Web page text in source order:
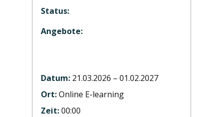
21.03.2026 – 01.02.2027
Online E-learning
00:00